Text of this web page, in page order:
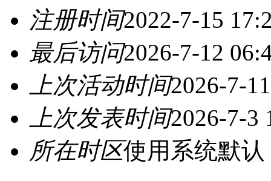
注册时间2022-7-15
最后访问2026-7-12
上次活动时间2026-7-
上次发表时间2026-7-3
所在时区使用系统默认